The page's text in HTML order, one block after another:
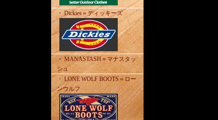
・ Dickies＝ディッキーズ
・ MANASTASH＝マナスタッ
シュ
・ LONE WOLF BOOTS＝ロー
ンウルフ